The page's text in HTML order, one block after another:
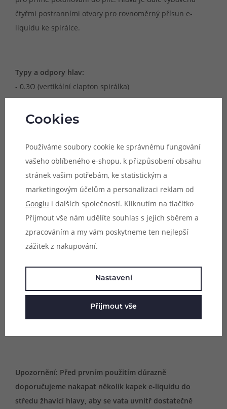
čtyřmi postranními otvory pro rovnoměrný přísun e-
liquidu ke spirálce.
Typy a odpory hlav:
- 0.3Ω (vertikální clapton spirálka)
- 0.3Ω (50 - 100W)
Kompatibilní zařízení:
- OBS Engine SUB
- OBS Engine SUB Mini
Upozornění: Před prvním použitím důrazně
doporučujeme nakapat několik kapek e-liquidu do
středu žhavící hlavy, aby se vata uvnitř dostatečně
Cookies
Používáme soubory cookie ke správnému fungování
vašeho oblíbeného e-shopu, k přizpůsobení obsahu
stránek vašim potřebám, ke statistickým a
marketingovým účelům a personalizaci reklam od
Googlu i dalších společností. Kliknutím na tlačítko
Přijmout vše nám udělíte souhlas s jejich sběrem a
zpracováním a my vám poskytneme ten nejlepší
zážitek z nakupování.
Nastavení
Přijmout vše